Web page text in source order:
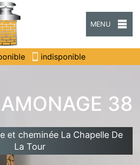
MENU
indisponible
38
et cheminée La Chapelle De
La Tour